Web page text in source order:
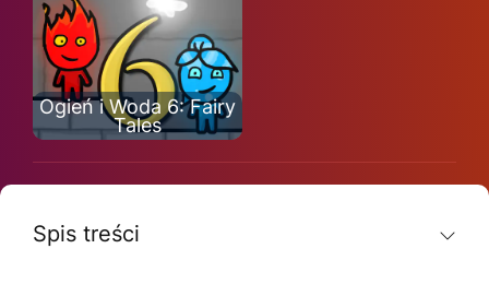
Ogień i Woda 6: Fairy
Tales
Spis treści